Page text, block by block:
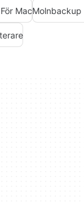
MacMolnbackup